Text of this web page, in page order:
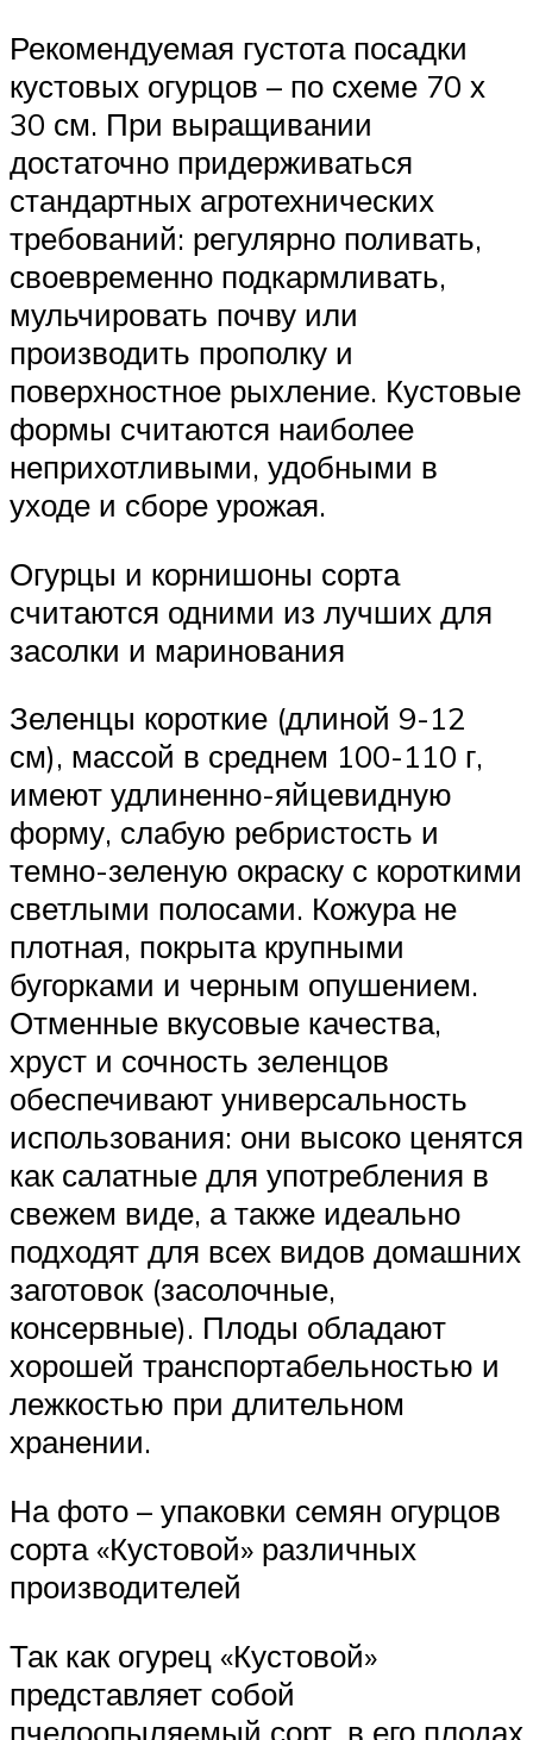
Рекомендуемая густота посадки
кустовых огурцов – по схеме 70 х
30 см. При выращивании
достаточно придерживаться
стандартных агротехнических
требований: регулярно поливать,
своевременно подкармливать,
мульчировать почву или
производить прополку и
поверхностное рыхление. Кустовые
формы считаются наиболее
неприхотливыми, удобными в
уходе и сборе урожая.
Огурцы и корнишоны сорта
считаются одними из лучших для
засолки и маринования
Зеленцы короткие (длиной 9-12
см), массой в среднем 100-110 г,
имеют удлиненно-яйцевидную
форму, слабую ребристость и
темно-зеленую окраску с короткими
светлыми полосами. Кожура не
плотная, покрыта крупными
бугорками и черным опушением.
Отменные вкусовые качества,
хруст и сочность зеленцов
обеспечивают универсальность
использования: они высоко ценятся
как салатные для употребления в
свежем виде, а также идеально
подходят для всех видов домашних
заготовок (засолочные,
консервные). Плоды обладают
хорошей транспортабельностью и
лежкостью при длительном
хранении.
На фото – упаковки семян огурцов
сорта «Кустовой» различных
производителей
Так как огурец «Кустовой»
представляет собой
пчелоопыляемый сорт, в его плодах